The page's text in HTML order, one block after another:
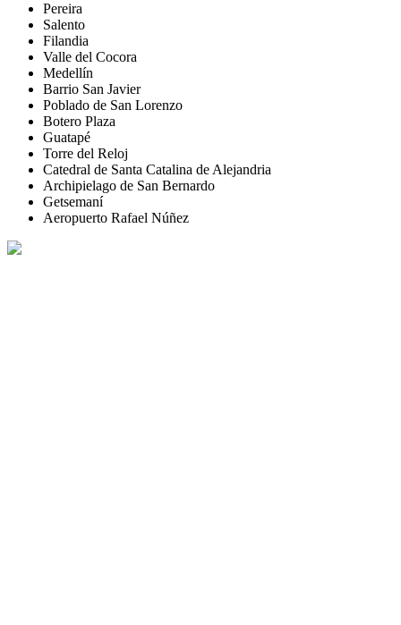
Pereira
Salento
Filandia
Valle del Cocora
Medellín
Barrio San Javier
Poblado de San Lorenzo
Botero Plaza
Guatapé
Torre del Reloj
Catedral de Santa Catalina de Alejandria
Archipielago de San Bernardo
Getsemaní
Aeropuerto Rafael Núñez